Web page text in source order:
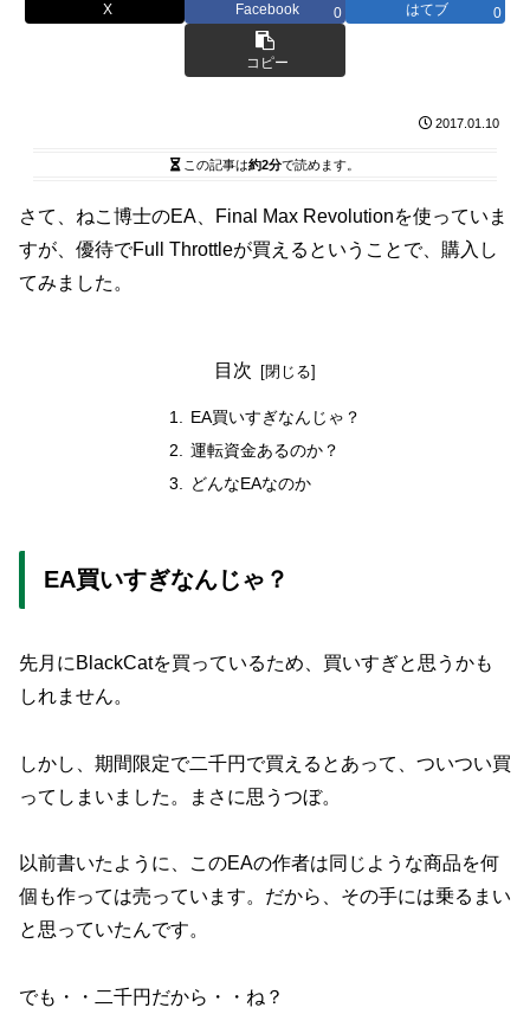
X Facebook 0 はてブ 0
コピー
2017.01.10
この記事は約2分で読めます。
さて、ねこ博士のEA、Final Max Revolutionを使っていま
すが、優待でFull Throttleが買えるということで、購入し
てみました。
目次
EA買いすぎなんじゃ？
運転資金あるのか？
どんなEAなのか
EA買いすぎなんじゃ？
先月にBlackCatを買っているため、買いすぎと思うかも
しれません。
しかし、期間限定で二千円で買えるとあって、ついつい買
ってしまいました。まさに思うつぼ。
以前書いたように、このEAの作者は同じような商品を何
個も作っては売っています。だから、その手には乗るまい
と思っていたんです。
でも・・二千円だから・・ね？